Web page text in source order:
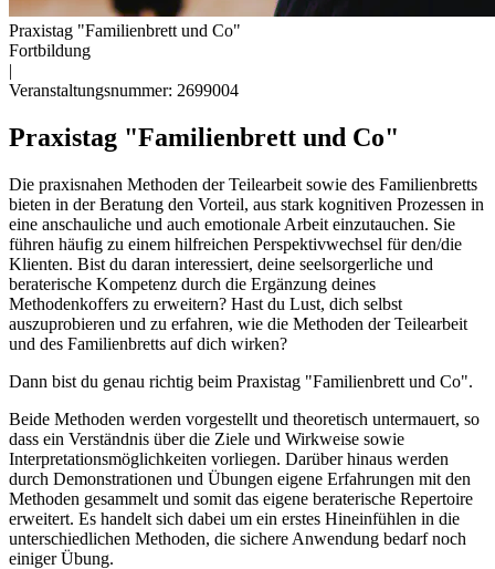
Praxistag "Familienbrett und Co"
Fortbildung
|
Veranstaltungsnummer: 2699004
Praxistag "Familienbrett und Co"
Die praxisnahen Methoden der Teilearbeit sowie des Familienbretts
bieten in der Beratung den Vorteil, aus stark kognitiven Prozessen in
eine anschauliche und auch emotionale Arbeit einzutauchen. Sie
führen häufig zu einem hilfreichen Perspektivwechsel für den/die
Klienten. Bist du daran interessiert, deine seelsorgerliche und
beraterische Kompetenz durch die Ergänzung deines
Methodenkoffers zu erweitern? Hast du Lust, dich selbst
auszuprobieren und zu erfahren, wie die Methoden der Teilearbeit
und des Familienbretts auf dich wirken?
Dann bist du genau richtig beim Praxistag "Familienbrett und Co".
Beide Methoden werden vorgestellt und theoretisch untermauert, so
dass ein Verständnis über die Ziele und Wirkweise sowie
Interpretationsmöglichkeiten vorliegen. Darüber hinaus werden
durch Demonstrationen und Übungen eigene Erfahrungen mit den
Methoden gesammelt und somit das eigene beraterische Repertoire
erweitert. Es handelt sich dabei um ein erstes Hineinfühlen in die
unterschiedlichen Methoden, die sichere Anwendung bedarf noch
einiger Übung.